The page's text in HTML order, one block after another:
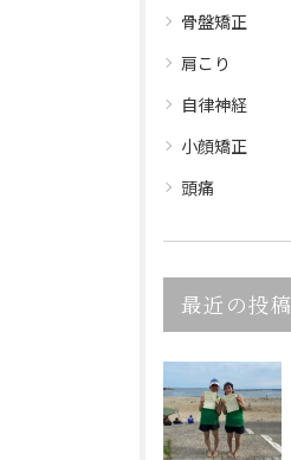
骨盤矯正
肩こり
自律神経
小顔矯正
頭痛
最近の投稿